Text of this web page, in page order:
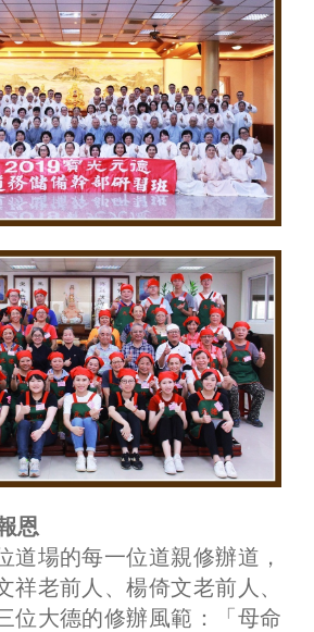
恩
道場的每一位道親修辦道，
祥老前人、楊倚文老前人、
位大德的修辦風範：「母命